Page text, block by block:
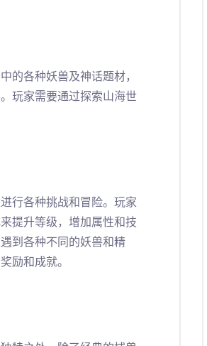
的各种妖兽及神话题材，
玩家需要通过探索山海世
行各种挑战和冒险。玩家
提升等级，增加属性和技
到各种不同的妖兽和精
励和成就。